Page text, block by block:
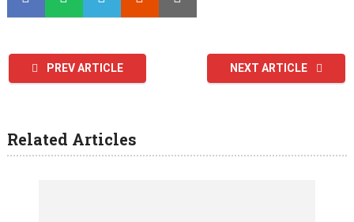
PREV ARTICLE NEXT ARTICLE
Related Articles